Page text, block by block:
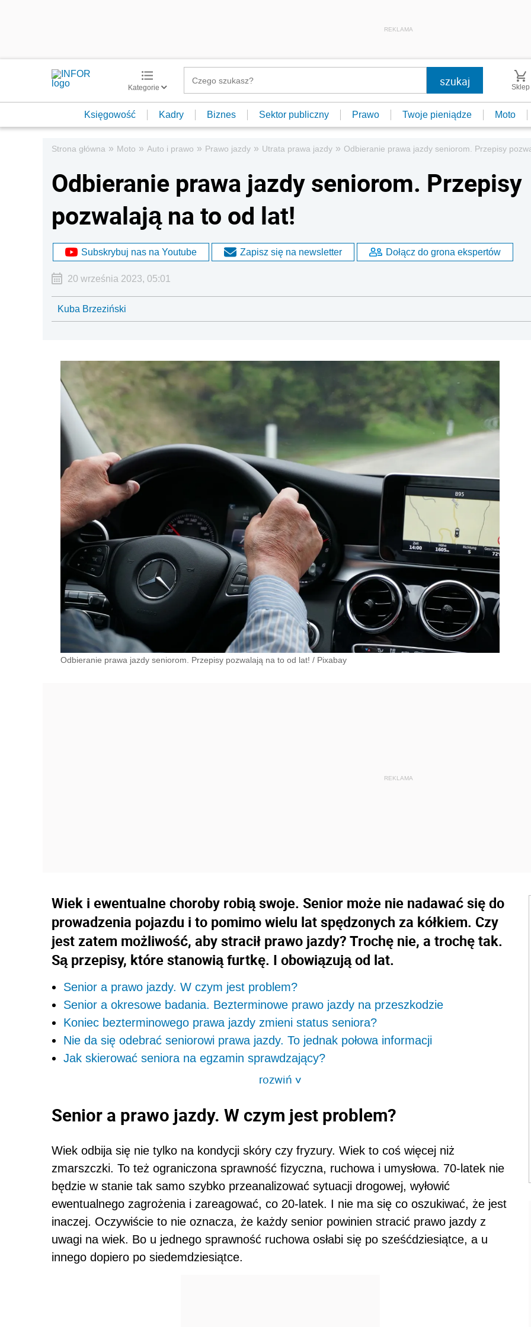
REKLAMA
Kategorie Sklep
Księgowość Kadry Biznes Sektor publiczny Prawo Twoje pieniądze Moto
Strona główna » Moto » Auto i prawo » Prawo jazdy » Utrata prawa jazdy » Odbieranie prawa jazdy seniorom. Przepisy
Odbieranie prawa jazdy seniorom. Przepisy
pozwalają na to od lat!
Subskrybuj nas na Youtube Zapisz się na newsletter Dołącz do grona ekspertów
20 września 2023, 05:01
Kuba Brzeziński
Odbieranie prawa jazdy seniorom. Przepisy pozwalają na to od lat! / Pixabay
Wiek i ewentualne choroby robią swoje. Senior może nie nadawać się do
prowadzenia pojazdu i to pomimo wielu lat spędzonych za kółkiem. Czy
jest zatem możliwość, aby stracił prawo jazdy? Trochę nie, a trochę tak.
Są przepisy, które stanowią furtkę. I obowiązują od lat.
Senior a prawo jazdy. W czym jest problem?
Senior a okresowe badania. Bezterminowe prawo jazdy na przeszkodzie
Koniec bezterminowego prawa jazdy zmieni status seniora?
Nie da się odebrać seniorowi prawa jazdy. To jednak połowa informacji
Jak skierować seniora na egzamin sprawdzający?
rozwiń>
Senior a prawo jazdy. W czym jest problem?
Wiek odbija się nie tylko na kondycji skóry czy fryzury. Wiek to coś więcej niż
zmarszczki. To też ograniczona sprawność fizyczna, ruchowa i umysłowa. 70-latek nie
będzie w stanie tak samo szybko przeanalizować sytuacji drogowej, wyłowić
ewentualnego zagrożenia i zareagować, co 20-latek. I nie ma się co oszukiwać, że jest
inaczej. Oczywiście to nie oznacza, że każdy senior powinien stracić prawo jazdy z
uwagi na wiek. Bo u jednego sprawność ruchowa osłabi się po sześćdziesiątce, a u
innego dopiero po siedemdziesiątce.